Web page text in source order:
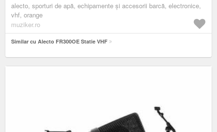
alecto, sporturi de apă, echipamente și accesorii barcă, electronice,
vhf, orange
muziker.ro
Similar cu Alecto FR300OE Statie VHF